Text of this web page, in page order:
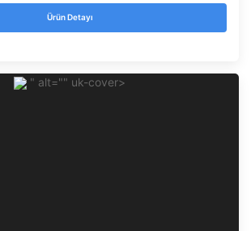
Ürün Detayı
" alt="" uk-cover>